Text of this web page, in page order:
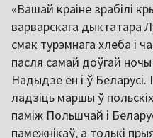
«Вашай краіне зрабілі
варварскага дыктатара
смак турэмнага хлеба і
пасля самай доўгай
Надыдзе ён і ў
ладзіць маршы ў
паміж Польшчай і
памежнікаў, а толькі